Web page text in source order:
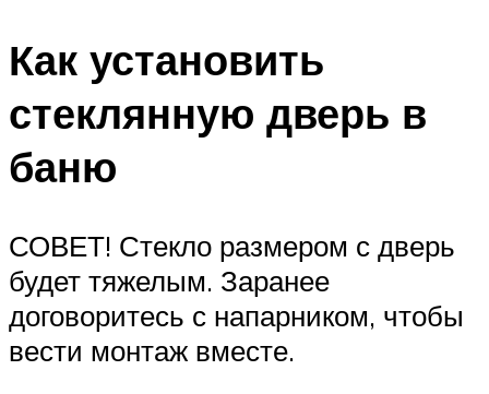
Как установить
стеклянную дверь в
баню
СОВЕТ! Стекло размером с дверь
будет тяжелым. Заранее
договоритесь с напарником, чтобы
вести монтаж вместе.